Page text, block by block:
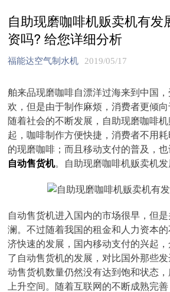
自助现磨咖啡机贩卖机有发
资吗? 给您详细分析
福能达空气制水机 2019/05/17
舶来品现磨咖啡自漂洋过海来到中国
欢，但是由于制作麻烦，消费者更倾向
随着社会的不断发展，自助现磨咖啡
起，咖啡制作方便快捷，消费者不用
的现磨咖啡；而且移动支付的普及，
自动售货机。自助现磨咖啡机贩卖机发
自动售货机进入国内的市场很早，但
澜。不过随着我国的租金和人力资本
济快速的发展，国内移动支付的兴起
了自动售货机的发展，对比国外那些
动售货机数量仍然没有达到饱和状态
上升空间。随着互联网的不断成熟完